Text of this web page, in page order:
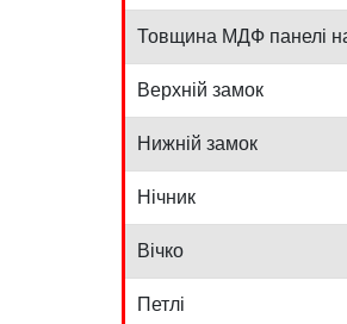
Товщина МДФ панелі
Верхній замок
Нижній замок
Нічник
Вічко
Петлі